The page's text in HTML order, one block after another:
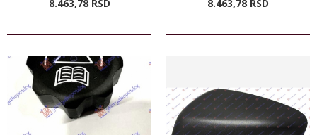
8.463,78 RSD 8.463,78 RSD